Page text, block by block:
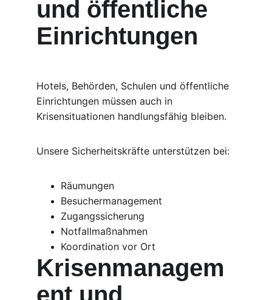
und öffentliche
Einrichtungen
Hotels, Behörden, Schulen und öffentliche
Einrichtungen müssen auch in
Krisensituationen handlungsfähig bleiben.
Unsere Sicherheitskräfte unterstützen bei:
Räumungen
Besuchermanagement
Zugangssicherung
Notfallmaßnahmen
Koordination vor Ort
Krisenmanagem
ent und